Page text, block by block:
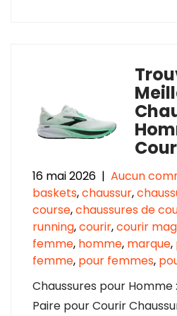
16 mai 2026 | Aucun
baskets,chaussur,
course,chaussures de
running,courir,courir
femme, homme, marque,
femme, pour femmes,
Chaussures pour Homme
Paire pour Courir